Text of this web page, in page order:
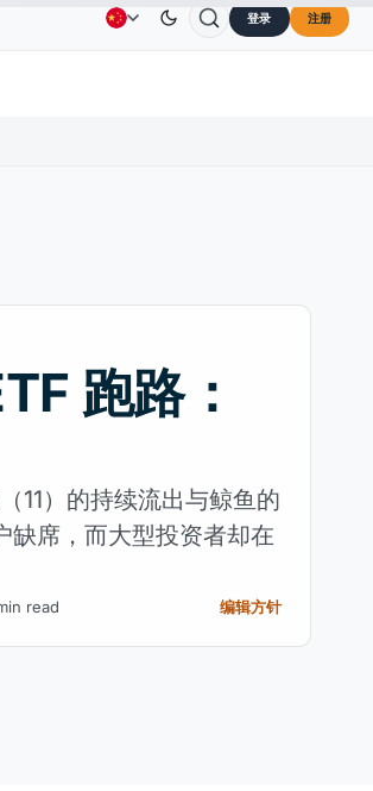
TRONTRXUS$0.3264↓0.30% Dogecoin DOGE
关于我们 登录 注册
跑路：
11）的持续流出与鲸鱼的
缺席，而大型投资者却在
read 编辑方针